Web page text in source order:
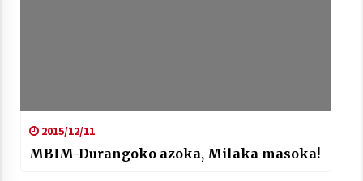
2015/12/11
MBIM-Durangoko azoka, Milaka masoka!